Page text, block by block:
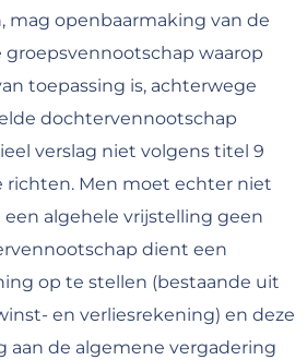
mag openbaarmaking van de
groepsvennootschap waarop
toepassing is, achterwege
dochtervennootschap
verslag niet volgens titel 9
richten. Men moet echter niet
algehele vrijstelling geen
dient een
op te stellen (bestaande uit
en verliesrekening) en deze
aan de algemene vergadering